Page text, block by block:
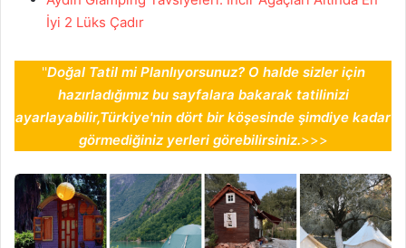
İyi 2 Lüks Çadır
''Doğal Tatil mi Planlıyorsunuz? O halde sizler için
hazırladığımız bu sayfalara bakarak tatilinizi
ayarlayabilir,Türkiye'nin dört bir köşesinde şimdiye kadar
görmediğiniz yerleri görebilirsiniz.>>>